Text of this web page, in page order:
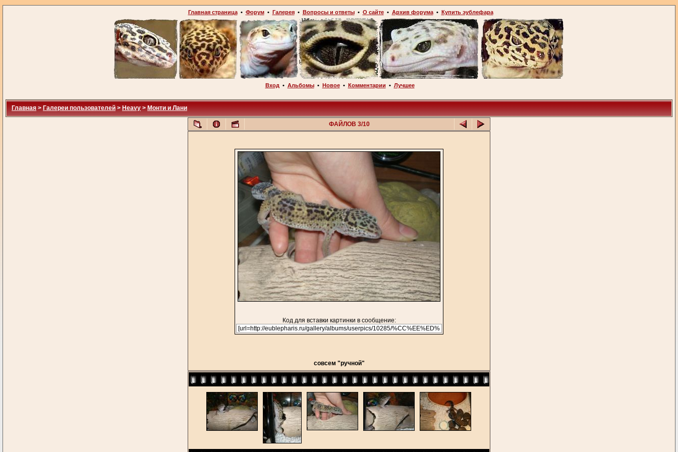
Главная страница• Форум• Галерея• Вопросы и ответы• О сайте• Архив форума• Купить эублефара
Вход • Альбомы• Новое• Комментарии • Лучшее
Главная > Галереи пользователей > Heavy > Монти и Лани
ФАЙЛОВ 3/10
Код для вставки картинки в сообщение:
совсем "ручной"